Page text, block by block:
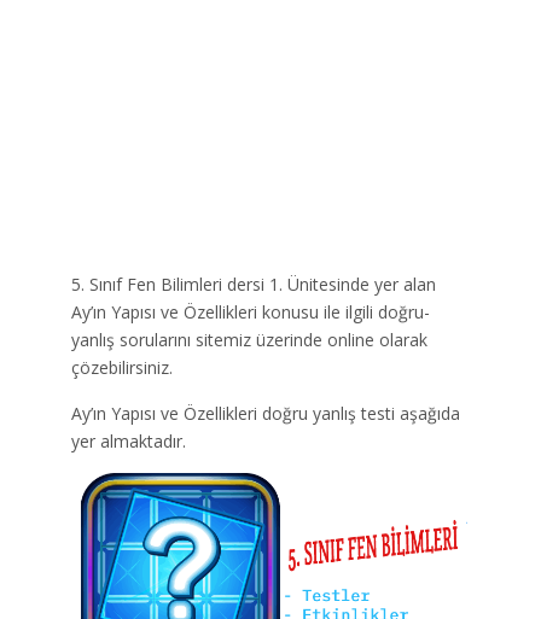
5. Sınıf Fen Bilimleri dersi 1. Ünitesinde yer alan
Ay’ın Yapısı ve Özellikleri konusu ile ilgili doğru-
yanlış sorularını sitemiz üzerinde online olarak
çözebilirsiniz.
Ay’ın Yapısı ve Özellikleri doğru yanlış testi aşağıda
yer almaktadır.